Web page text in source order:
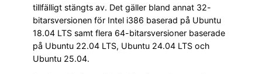
tillfälligt stängts av. Det gäller bland annat 32-
bitarsversionen för Intel i386 baserad på Ubuntu
18.04 LTS samt flera 64-bitarsversioner baserade
på Ubuntu 22.04 LTS, Ubuntu 24.04 LTS och
Ubuntu 25.04.